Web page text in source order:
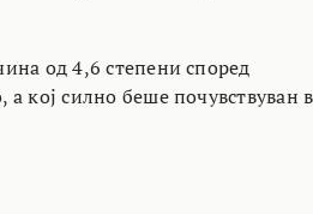
од 4,6 степени според
а кој силно беше почувствуван